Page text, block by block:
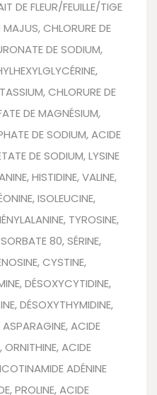
DE FLEUR/FEUILLE/TIGE
CHLORURE DE
DE SODIUM,
CHLORURE DE
DE MAGNÉSIUM,
DE SODIUM, ACIDE
DE SODIUM, LYSINE
HISTIDINE, VALINE,
ISOLEUCINE,
TYROSINE,
80, SÉRINE,
CYSTINE,
DÉSOXYCYTIDINE,
DÉSOXYTHYMIDINE,
ACIDE
ORNITHINE, ACIDE
ADÉNINE
PROLINE, ACIDE